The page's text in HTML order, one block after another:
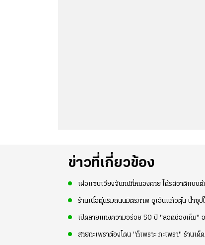
ข่าวที่เกี่ยวข้อง
เฝอแซบเวียงจันทน์ที่หนองคาย ได้รสชาติแบบต้
ร้านเนื้อตุ๋นริมถนนมิตรภาพ ชูเอ็นแก้วตุ๋น น้ำซุป
เปิดลายแทงความอร่อย 50 ปี "ลอดช่องเค็ม"
สายกะเพราต้องโดน "ก็เพราะ กะเพรา" ร้าน